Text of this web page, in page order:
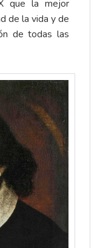
que la mejor
de la vida y de
de todas las